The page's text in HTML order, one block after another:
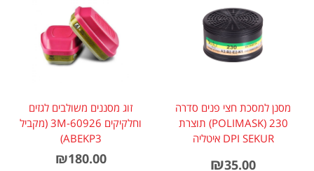
מסנן למסכת חצי פנים סדרה
230 (POLIMASK) תוצרת
DPI SEKUR איטליה
₪35.00
זוג מסננים משולבים לגזים
וחלקיקים 3M-60926 (מקביל
ABEKP3)
₪180.00